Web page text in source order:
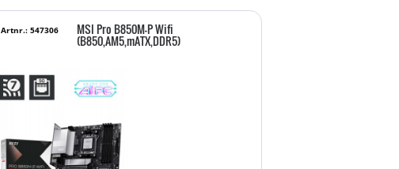
MSI Pro B850M-P Wifi
(B850,AM5,mATX,DDR5)
Artnr.: 547306